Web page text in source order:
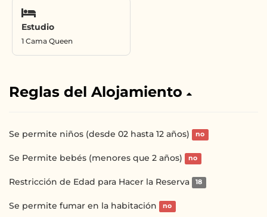
Estudio
1 Cama Queen
Reglas del Alojamiento
Se permite niños (desde 02 hasta 12 años) no
Se Permite bebés (menores que 2 años) no
Restricción de Edad para Hacer la Reserva 18
Se permite fumar en la habitación no